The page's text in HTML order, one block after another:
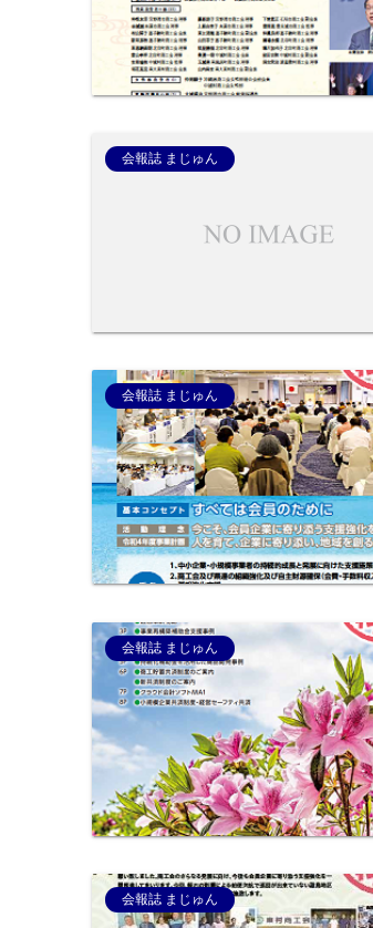
会報誌 まじゅん
会報誌 まじゅん
会報誌 まじゅん
会報誌 まじゅん